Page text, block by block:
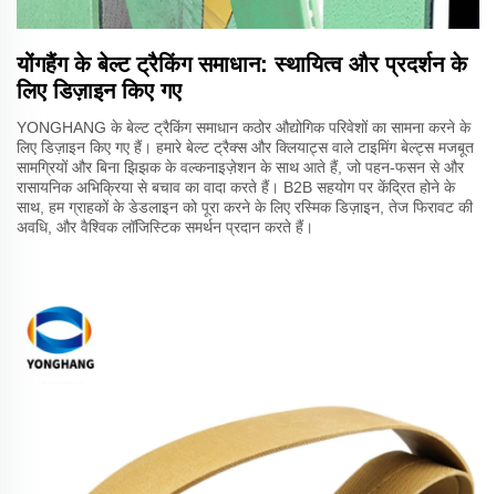
योंगहैंग के बेल्ट ट्रैकिंग समाधान: स्थायित्व और प्रदर्शन के
लिए डिज़ाइन किए गए
YONGHANG के बेल्ट ट्रैकिंग समाधान कठोर औद्योगिक परिवेशों का सामना करने के
लिए डिज़ाइन किए गए हैं। हमारे बेल्ट ट्रैक्स और क्लियाट्स वाले टाइमिंग बेल्ट्स मजबूत
सामग्रियों और बिना झिझक के वल्कनाइज़ेशन के साथ आते हैं, जो पहन-फसन से और
रासायनिक अभिक्रिया से बचाव का वादा करते हैं। B2B सहयोग पर केंद्रित होने के
साथ, हम ग्राहकों के डेडलाइन को पूरा करने के लिए रस्मिक डिज़ाइन, तेज फिरावट की
अवधि, और वैश्विक लॉजिस्टिक समर्थन प्रदान करते हैं।